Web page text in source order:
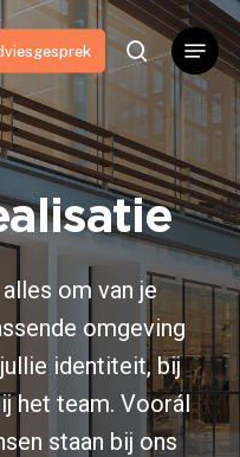
search
Menu
om van je
omgeving
identiteit, bij
het team. Voorál
staan bij ons